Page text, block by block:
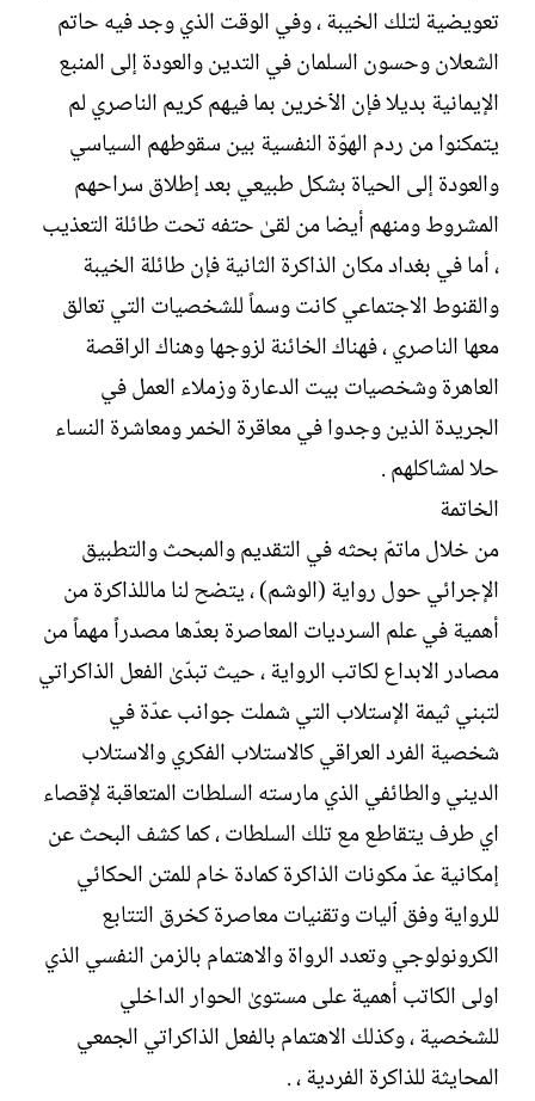
تعويضية لتلك الخيبة ، وفي الوقت الذي وجد فيه حاتم
الشعلان وحسون السلمان في التدين والعودة إلى المنبع
الإيمانية بديلا فإن الٱخرين بما فيهم كريم الناصري لم
يتمكنوا من ردم الهوّة النفسية بين سقوطهم السياسي
والعودة إلى الحياة بشكل طبيعي بعد إطلاق سراحهم
المشروط ومنهم أيضا من لقىٰ حتفه تحت طائلة التعذيب
، أما في بغداد مكان الذاكرة الثانية فإن طائلة الخيبة
والقنوط الاجتماعي كانت وسماً للشخصيات التي تعالق
معها الناصري ، فهناك الخائنة لزوجها وهناك الراقصة
العاهرة وشخصيات بيت الدعارة وزملاء العمل في
الجريدة الذين وجدوا في معاقرة الخمر ومعاشرة النساء
حلا لمشاكلهم .
الخاتمة
من خلال ماتمّ بحثه في التقديم والمبحث والتطبيق
الإجرائي حول رواية (الوشم) ، يتضح لنا ماللذاكرة من
أهمية في علم السرديات المعاصرة بعدّها مصدراً مهماً من
مصادر الابداع لكاتب الرواية ، حيث تبدّىٰ الفعل الذاكراتي
لتبني ثيمة الإستلاب التي شملت جوانب عدّة في
شخصية الفرد العراقي كالاستلاب الفكري والاستلاب
الديني والطائفي الذي مارسته السلطات المتعاقبة لإقصاء
اي طرف يتقاطع مع تلك السلطات ، كما كشف البحث عن
إمكانية عدّ مكونات الذاكرة كمادة خام للمتن الحكائي
للرواية وفق ٱليات وتقنيات معاصرة كخرق التتابع
الكرونولوجي وتعدد الرواة والاهتمام بالزمن النفسي الذي
اولى الكاتب أهمية على مستوىٰ الحوار الداخلي
للشخصية ، وكذلك الاهتمام بالفعل الذاكراتي الجمعي
المحايثة للذاكرة الفردية ، .